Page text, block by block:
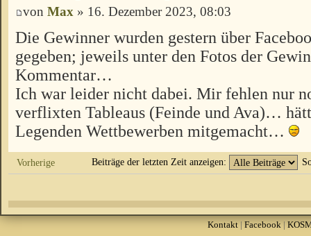
von Max » 16. Dezember 2023, 08:03
Die Gewinner wurden gestern über
gegeben; jeweils unter den Fotos der
Kommentar…
Ich war leider nicht dabei. Mir fehlen nur
verflixten Tableaus (Feinde und Ava)…
Legenden Wettbewerben mitgemacht…
Vorherige Beiträge der letzten Zeit anzeigen:
Kontakt| Facebook|